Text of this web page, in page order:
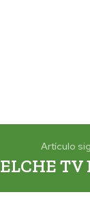
Artículo
ELCHE